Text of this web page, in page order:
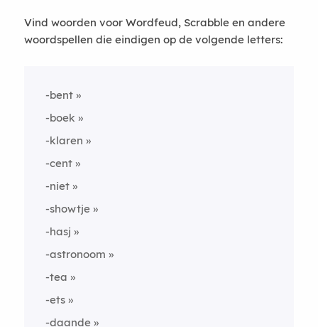
Vind woorden voor Wordfeud, Scrabble en andere
woordspellen die eindigen op de volgende letters:
-bent
-boek
-klaren
-cent
-niet
-showtje
-hasj
-astronoom
-tea
-ets
-daande